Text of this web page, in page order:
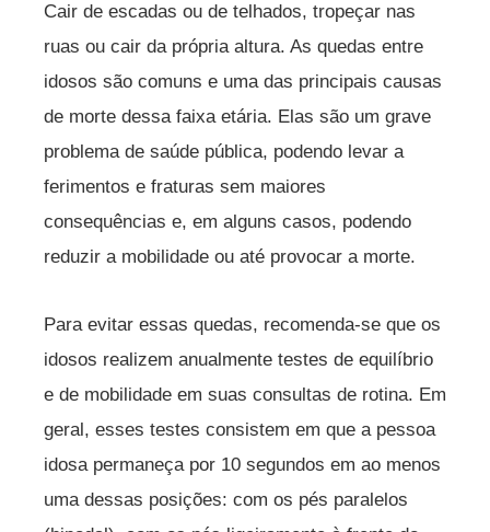
Cair de escadas ou de telhados, tropeçar nas
ruas ou cair da própria altura. As quedas entre
idosos são comuns e uma das principais causas
de morte dessa faixa etária. Elas são um grave
problema de saúde pública, podendo levar a
ferimentos e fraturas sem maiores
consequências e, em alguns casos, podendo
reduzir a mobilidade ou até provocar a morte.
Para evitar essas quedas, recomenda-se que os
idosos realizem anualmente testes de equilíbrio
e de mobilidade em suas consultas de rotina. Em
geral, esses testes consistem em que a pessoa
idosa permaneça por 10 segundos em ao menos
uma dessas posições: com os pés paralelos